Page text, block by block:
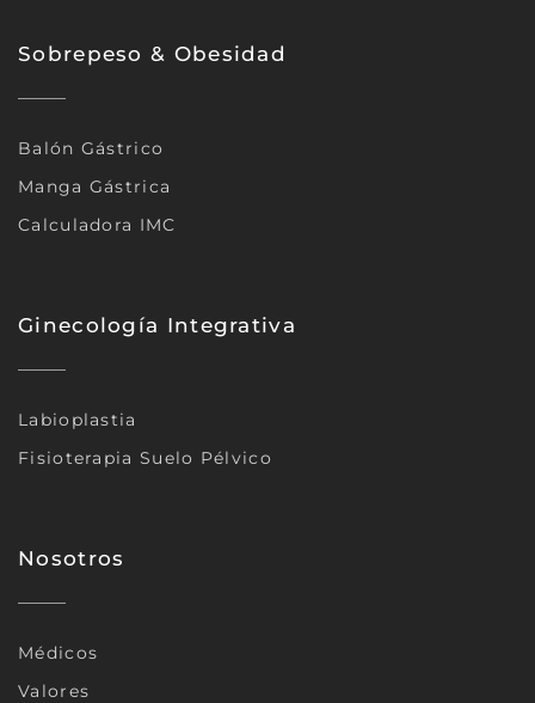
Sobrepeso & Obesidad
Balón Gástrico
Manga Gástrica
Calculadora IMC
Ginecología Integrativa
Labioplastia
Fisioterapia Suelo Pélvico
Nosotros
Médicos
Valores